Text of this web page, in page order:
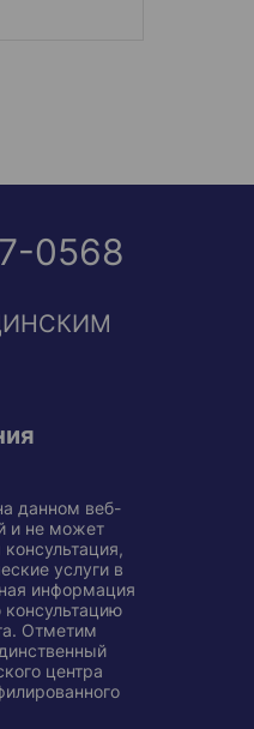
0568
данном веб-
и не может
услуги в
информация
Отметим
центра